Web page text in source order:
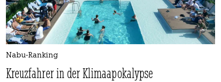
Nabu-Ranking
Kreuzfahrer in der Klimaapokalypse